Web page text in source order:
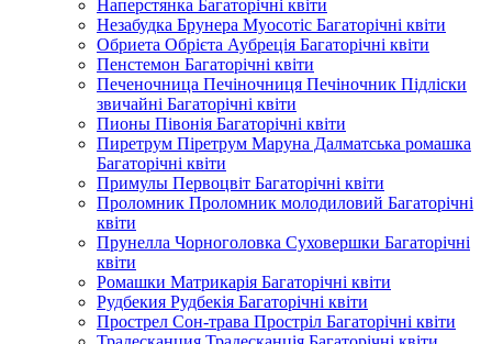
Наперстянка Багаторічні квіти
Незабудка Брунера Муосотіс Багаторічні квіти
Обриета Обрієта Аубреція Багаторічні квіти
Пенстемон Багаторічні квіти
Печеночница Печіночниця Печіночник Підліски
звичайні Багаторічні квіти
Пионы Півонія Багаторічні квіти
Пиретрум Піретрум Маруна Далматська ромашка
Багаторічні квіти
Примулы Первоцвіт Багаторічні квіти
Проломник Проломник молодиловий Багаторічні
квіти
Прунелла Чорноголовка Суховершки Багаторічні
квіти
Ромашки Матрикарія Багаторічні квіти
Рудбекия Рудбекія Багаторічні квіти
Прострел Сон-трава Простріл Багаторічні квіти